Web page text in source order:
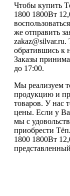
Чтобы купить
1800 1800Вт
же отправить
обратившись к
Заказы
до 17:00.
Мы реализуем
продукцию и
товаров. У нас
цены. Если у
мы с
приобрести
1800 1800Вт